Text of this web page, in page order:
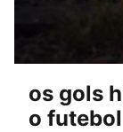
os gols
o